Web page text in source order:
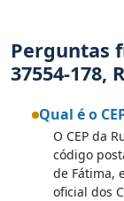
Perguntas
37554-178,
Qual é o
O CEP da
código
de Fátima,
oficial dos